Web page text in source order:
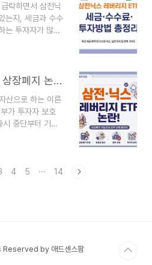
도로 교통상황 어
한국도로공사
편리합니다. 노
사고, 공사, 통
락하면서 삼전닉
는지, 세금과 수수
는 투자자가 많습
19일 현재 기
종목 레버리지
은 조건에 따라
상 하락했다고
스 레버리지 ETF,
된 삼성전자·SK
삼전닉스 레버리지 ETF 상장폐지 논란! 상장폐지 가능성부터 정부 ETF 규제까지
산으로 하는 이른
가 투자자 보호
중단부터 기본
면서 기존 투자
를 줄이고, 고위
게 커지자 개인투
성을 키울 수 있
4 5 ··· 14
by 애드센스팜